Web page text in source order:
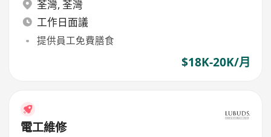
荃灣, 荃灣
工作日面議
提供員工免費膳食
$18K-20K/月
電工維修